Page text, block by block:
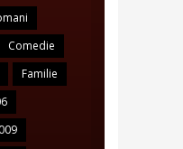
Comedie
Familie